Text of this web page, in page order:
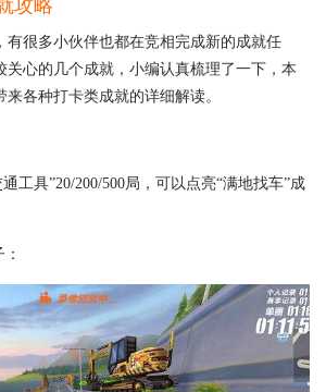
攻略
有很多小伙伴也都在竞相完成新的成就任
关心的几个成就，小编认真梳理了一下，本
各种打卡类成就的详细解读。
工具”20/200/500局，可以点亮“满地找车”成